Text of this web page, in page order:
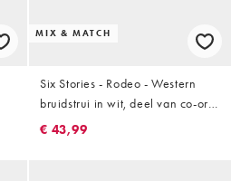
MIX & MATCH
Six Stories - Rodeo - Western
bruidstrui in wit, deel van co-ord
set
€ 43,99